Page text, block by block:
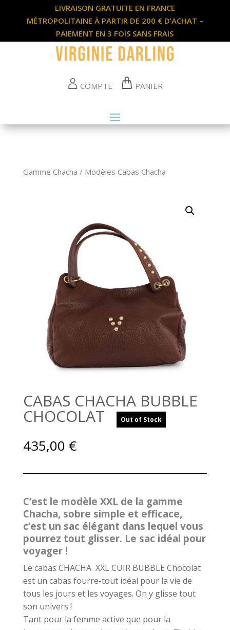
LIVRAISON GRATUITE EN FRANCE
MÉTROPOLITAINE À PARTIR DE 200 € D’ACHAT –
PAIEMENT EN 3 FOIS SANS FRAIS
COMPTE PANIER
Gamme Chacha / Modèles Cabas Chacha
CABAS CHACHA BUBBLE
CHOCOLAT
435,00 €
Out of Stock
C’est le modèle XXL de la gamme
Chacha, sobre simple et efficace,
c’est un sac élégant dans lequel vous
pourrez tout glisser. Le sac idéal pour
voyager !
Le cabas CHACHA XXL CUIR BUBBLE Chocolat
est un cabas fourre-tout idéal pour la vie de
tous les jours et les voyages. On y glisse tout
son univers !
Tant pour la femme active que pour la